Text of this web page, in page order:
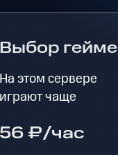
Выбор
На этом сервере
играют чаще
56 ₽/час